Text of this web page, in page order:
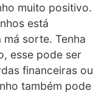
muito positivo.
está
sorte. Tenha
esse pode ser
financeiras ou
também pode